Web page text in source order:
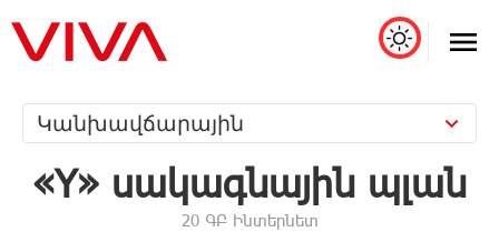
Կանխավճարային
«Y» սակագնային պլան
20 ԳԲ Ինտերնետ